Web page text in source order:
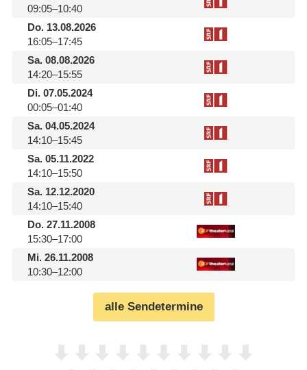
09:05–10:40
Do.13.08.2026
16:05–17:45
Sa.08.08.2026
14:20–15:55
Di.07.05.2024
00:05–01:40
Sa.04.05.2024
14:10–15:45
Sa.05.11.2022
14:10–15:50
Sa.12.12.2020
14:10–15:40
Do.27.11.2008
15:30–17:00
Mi.26.11.2008
10:30–12:00
alle Sendetermine